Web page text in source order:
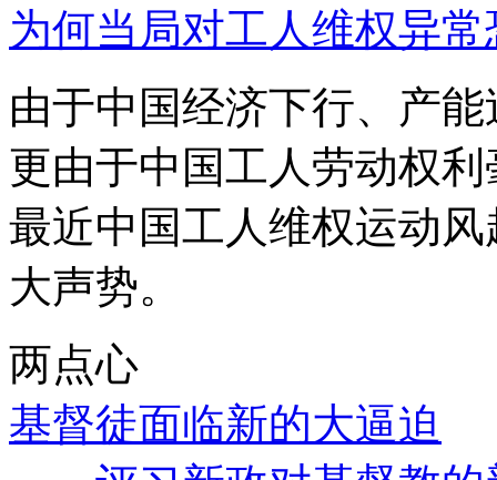
为何当局对工人维权异
由于中国经济下行、产
更由于中国工人劳动权
最近中国工人维权运动
大声势。
两点心
基督徒面临新的大逼迫